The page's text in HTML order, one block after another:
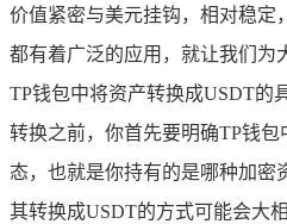
价值紧密与美元挂钩，相对稳定
都有着广泛的应用，就让我们为
TP钱包中将资产转换成USDT的
转换之前，你首先要明确TP钱包
态，也就是你持有的是哪种加密
其转换成USDT的方式可能会大